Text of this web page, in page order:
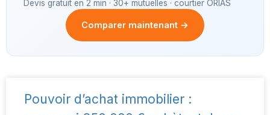
Devis gratuit en 2 min · 30+ mutuelles · courtier ORIAS
Comparer maintenant →
Pouvoir d’achat immobilier :